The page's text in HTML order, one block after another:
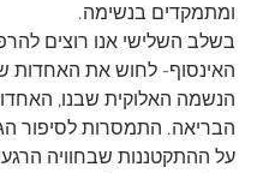
ומתמקדים בנשימה.
בשלב השלישי אנו רוצים
האינסוף- לחוש את האחדות
הנשמה האלוקית שבנו,
הבריאה. התמסרות לסיפור
על ההתקטננות שבחוויה